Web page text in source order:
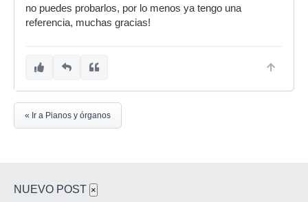
no puedes probarlos, por lo menos ya tengo una
referencia, muchas gracias!
« Ir a Pianos y órganos
NUEVO POST ×